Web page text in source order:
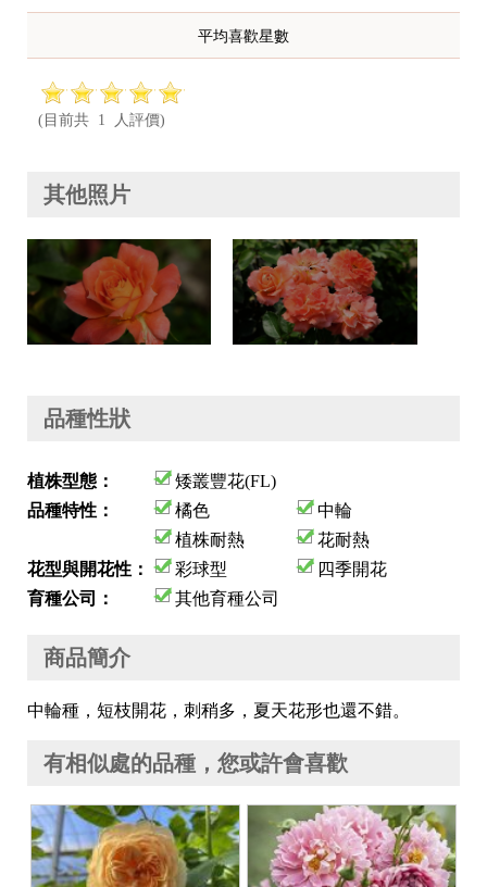
平均喜歡星數
(目前共 1 人評價)
其他照片
品種性狀
植株型態：
矮叢豐花(FL)
品種特性：
橘色
中輪
植株耐熱
花耐熱
花型與開花性：
彩球型
四季開花
育種公司：
其他育種公司
商品簡介
中輪種，短枝開花，刺稍多，夏天花形也還不錯。
有相似處的品種，您或許會喜歡